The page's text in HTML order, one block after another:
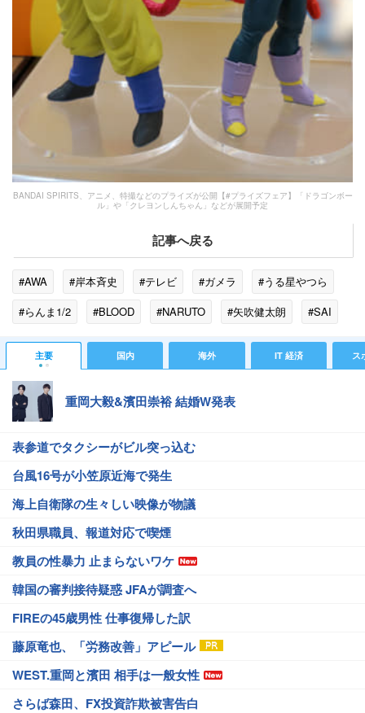
BANDAI SPIRITS、アニメ、特撮などのプライズが公開【#プライズフェア】「ドラゴンボー
ル」や「クレヨンしんちゃん」などが展開予定
記事へ戻る
#AWA #岸本斉史 #テレビ #ガメラ
#うる星やつら
#らんま1/2
#BLOOD #NARUTO #矢吹健太朗
#SAI
#高橋留美子
#臼井儀人 #IH #ぬいぐるみ #集英社
主要 国内 海外 IT 経済 ス
重岡大毅&濱田崇裕 結婚W発表
表参道でタクシーがビル突っ込む
台風16号が小笠原近海で発生
海上自衛隊の生々しい映像が物議
秋田県職員、報道対応で喫煙
教員の性暴力 止まらないワケ
韓国の審判接待疑惑 JFAが調査へ
FIREの45歳男性 仕事復帰した訳
藤原竜也、「労務改善」アピール
WEST.重岡と濱田 相手は一般女性
さらば森田、FX投資詐欺被害告白